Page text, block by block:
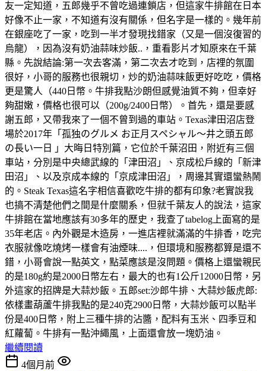
友一定知道，五郎幾乎不曾吃過連鎖店，但這家牛排館在日本
好像不止一家，不知道有沒有關係，但名字是一樣的。幾年前
在銀座吃了一家，吃到一半才發現找錯家（又是一個沒復習的
烏龍），因為沒有奶油蒜味炒飯..，重看影片才知原來在千葉
縣。先說結論:第一次去客滿，第二次去才吃到，店𥚃的氛圍
很好，小哥的服務也很親切，炒的奶油蒜味飯更好吃吃，價格
更是驚人（440日幣。牛排我點沙朗但感覺油質不夠，但幸好
夠甜嫩，價格也很可以（200g/2400日幣）。首先，還是要感
謝五郎，又帶我來了一個不曾到過的車站。Texas津田沼店登
場於2017年「孤独のグルメ お正月スペシャル～井之頭五郎
の長い一日 」大晦日特別篇，它位於千葉沼田，附近有三個
車站，分別是中央總武線的「津田沼」、京成松戶線的「新津
田沼」、以及京成本線的「京成津田沼」，周邊其實還蠻熱鬧
的。Steak Texas這名字相信喜歡吃牛排的都有印象?老實說我
也搞不清楚他們之間是什麼關系，但就千葉友人的說法，這家
牛排館在當地應該有30多年的歷史，我查了tabelog上面寫的是
35年老店。內外觀是木造房，一進店裡就滿滿的牛排香，吃完
衣服就像吃燒烤一樣會有油煙味....，但環境和服務都算是還不
錯，小哥會說一點英文，點菜應該是沒問題。價格上還蠻親民
的是180g約是2000日幣左右，最大的也有1公斤12000日幣，另
外這家的招牌是大蒜炒飯。五郎set:沙郎牛排、大蒜炒飯虎郎:
依樣畫葫蘆牛排我點的是240克2900日幣，大蒜炒飯可以點半
份是400日幣，附上三種牛排的沾醬，配料有玉米、四季豆和
紅蘿蔔。牛排有一點沖繩風，上面還會放一塊奶油。
繼續閱讀
4個月前